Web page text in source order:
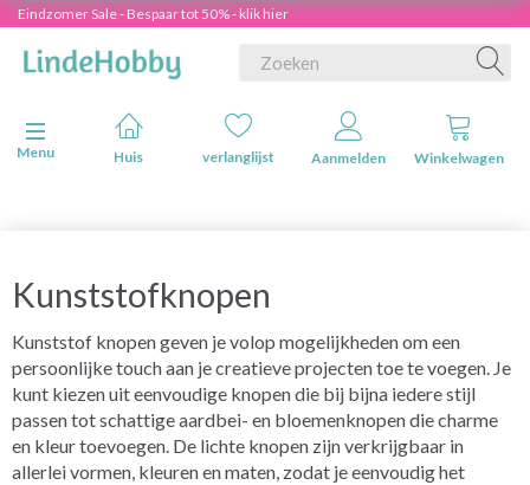
Eindzomer Sale - Bespaar tot 50% - klik hier
Navigatie in-/uitschakelen
Menu
Huis verlanglijst Aanmelden Winkelwagen
Kunststofknopen
Kunststof knopen geven je volop mogelijkheden om een
persoonlijke touch aan je creatieve projecten toe te voegen. Je
kunt kiezen uit eenvoudige knopen die bij bijna iedere stijl
passen tot schattige aardbei- en bloemenknopen die charme
en kleur toevoegen. De lichte knopen zijn verkrijgbaar in
allerlei vormen, kleuren en maten, zodat je eenvoudig het